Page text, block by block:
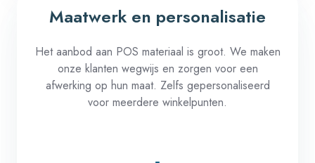
Maatwerk en personalisatie
Hetaanbod aan POS materiaal is groot. We maken
onze klanten wegwijs en zorgen voor een
afwerking op hun maat. Zelfs gepersonaliseerd
voor meerdere winkelpunten.